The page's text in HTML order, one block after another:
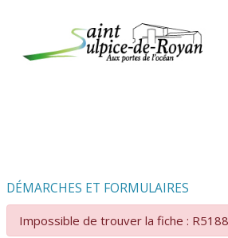
DÉMARCHES ET FORMULAIRES
Impossible de trouver la fiche :